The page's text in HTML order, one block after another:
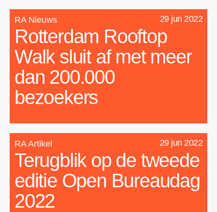
RA Nieuws 29 jun 2022
Rotterdam Rooftop
Walk sluit af met meer
dan 200.000
bezoekers
RA Artikel 29 jun 2022
Terugblik op de tweede
editie Open Bureaudag
2022